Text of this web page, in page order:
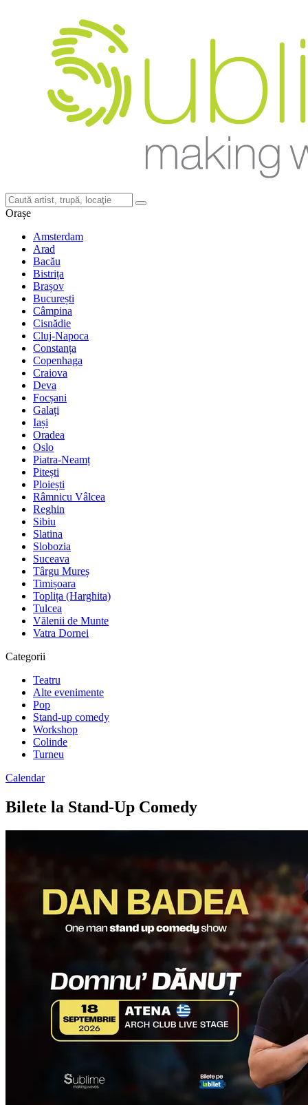
Orașe
Amsterdam
Arad
Bacău
Bistrița
Brașov
București
Câmpina
Cisnădie
Cluj-Napoca
Constanța
Copenhaga
Craiova
Deva
Focșani
Galați
Iași
Oradea
Oslo
Piatra-Neamț
Pitești
Ploiești
Râmnicu Vâlcea
Reghin
Sibiu
Slatina
Slobozia
Suceava
Târgu Mureș
Timișoara
Toplița (Harghita)
Tulcea
Vălenii de Munte
Vatra Dornei
Categorii
Teatru
Alte evenimente
Pop
Stand-up comedy
Workshop
Colinde
Turneu
Calendar
Bilete la Stand-Up Comedy